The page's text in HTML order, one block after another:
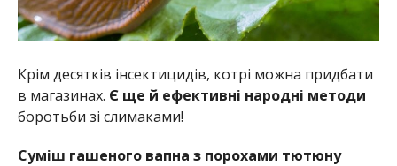
Крім десятків інсектицидів, котрі можна придбати
в магазинах. Є ще й ефективні народні методи
боротьби зі слимаками!
Суміш гашеного вапна з порохами тютюну